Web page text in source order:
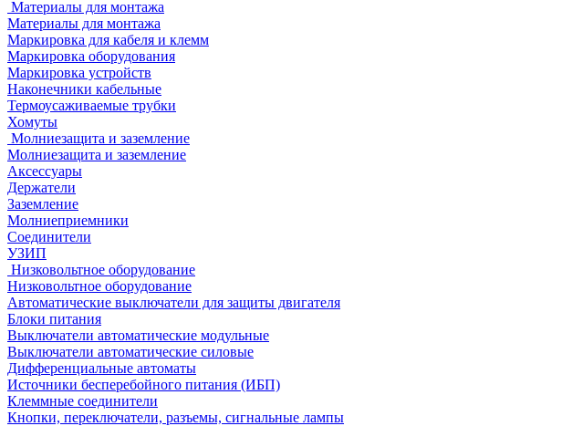
Материалы для монтажа
Материалы для монтажа
Маркировка для кабеля и клемм
Маркировка оборудования
Маркировка устройств
Наконечники кабельные
Термоусаживаемые трубки
Хомуты
Молниезащита и заземление
Молниезащита и заземление
Аксессуары
Держатели
Заземление
Молниеприемники
Соединители
УЗИП
Низковольтное оборудование
Низковольтное оборудование
Автоматические выключатели для защиты двигателя
Блоки питания
Выключатели автоматические модульные
Выключатели автоматические силовые
Дифференциальные автоматы
Источники бесперебойного питания (ИБП)
Клеммные соединители
Кнопки, переключатели, разъемы, сигнальные лампы